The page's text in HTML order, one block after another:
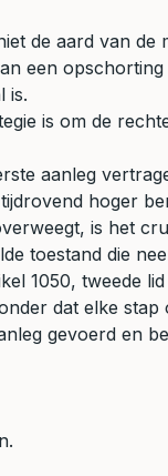
de aard van
een
is.
is om de
aanleg
hoger
is het
toestand die
1050, tweede
dat elke
gevoerd en